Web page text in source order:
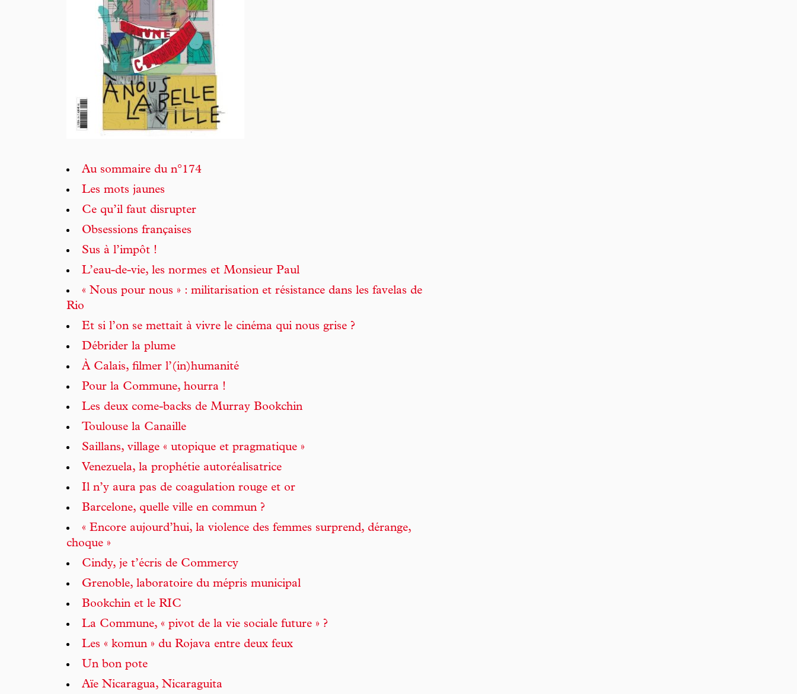
Au sommaire du n°174
Les mots jaunes
Ce qu’il faut disrupter
Obsessions françaises
Sus à l’impôt !
L’eau-de-vie, les normes et Monsieur Paul
« Nous pour nous » : militarisation et résistance dans les favelas de
Rio
Et si l’on se mettait à vivre le cinéma qui nous grise ?
Débrider la plume
À Calais, filmer l’(in)humanité
Pour la Commune, hourra !
Les deux come-backs de Murray Bookchin
Toulouse la Canaille
Saillans, village « utopique et pragmatique »
Venezuela, la prophétie autoréalisatrice
Il n’y aura pas de coagulation rouge et or
Barcelone, quelle ville en commun ?
« Encore aujourd’hui, la violence des femmes surprend, dérange,
choque »
Cindy, je t’écris de Commercy
Grenoble, laboratoire du mépris municipal
Bookchin et le RIC
La Commune, « pivot de la vie sociale future » ?
Les « komun » du Rojava entre deux feux
Un bon pote
Aïe Nicaragua, Nicaraguita